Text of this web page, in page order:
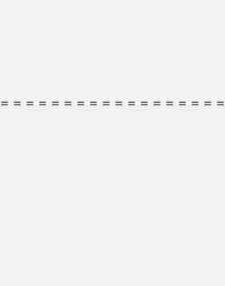
＝＝＝＝＝＝＝＝＝＝＝＝＝＝＝＝＝＝